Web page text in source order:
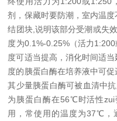
剂，保藏时要防潮，室内温
结团块,说明该部分受潮或失
度为0.1%-0.25%（活力
度可适当提高，消化时间适
度的胰蛋白酶在培养液中可
其少量胰蛋白酶可被血清中
为胰蛋白酶在56℃时活性
用，常使用的温度为37℃，